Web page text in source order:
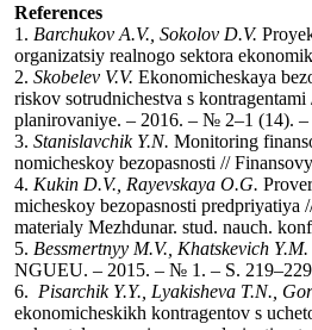
References
1. Barchukov A.V., Sokolov D.V.
organizatsiy realnogo sektora
2. Skobelev V.V. Ekonomicheskaya
riskov sotrudnichestva s kontragentami
planirovaniye. – 2016. – № 2–1 (14). –
3. Stanislavchik Y.N. Monitoring
nomicheskoy bezopasnosti //
4. Kukin D.V., Rayevskaya O.G.
micheskoy bezopasnosti
materialy Mezhdunar. stud. nauch.
5. Bessmertnyy M.V., Khatskevich Y.M.
NGUEU. – 2015. – № 1. – S.
6. Pisarchik Y.Y., Lyakisheva T.N.,
ekonomicheskikh kontragentov s